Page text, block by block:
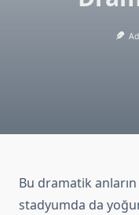
Bu dramatik
stadyumda da